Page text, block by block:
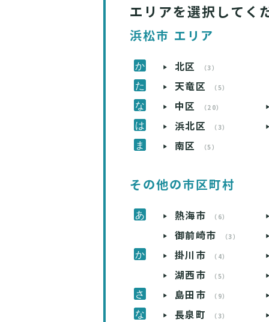
エリアを選択してく
浜松市 エリア
北区 （3）
天竜区 （5）
中区 （20）
浜北区 （3）
南区 （5）
その他の市区町村
熱海市 （6）
御前崎市 （3）
掛川市 （4）
湖西市 （5）
島田市 （9）
長泉町 （3）